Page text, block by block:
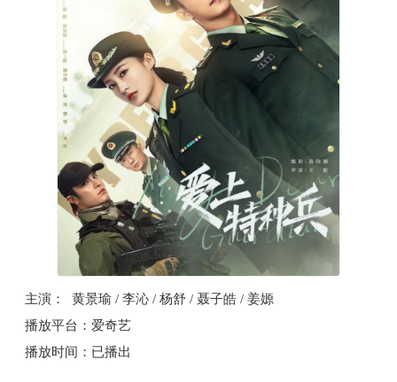
主演： 黄景瑜 / 李沁 / 杨舒 / 聂子皓 / 姜嫄
播放平台：爱奇艺
播放时间：已播出